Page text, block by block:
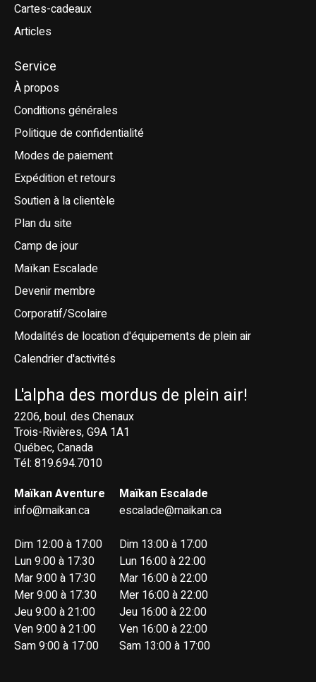
Cartes-cadeaux
Articles
Service
À propos
Conditions générales
Politique de confidentialité
Modes de paiement
Expédition et retours
Soutien à la clientèle
Plan du site
Camp de jour
Maïkan Escalade
Devenir membre
Corporatif/Scolaire
Modalités de location d'équipements de plein air
Calendrier d'activités
L'alpha des mordus de plein air!
2206, boul. des Chenaux
Trois-Rivières, G9A 1A1
Québec, Canada
Tél: 819.694.7010
Maïkan Aventure
info@maikan.ca
Dim 12:00 à 17:00
Lun 9:00 à 17:30
Mar 9:00 à 17:30
Mer 9:00 à 17:30
Jeu 9:00 à 21:00
Ven 9:00 à 21:00
Sam 9:00 à 17:00
Maïkan Escalade
escalade@maikan.ca
Dim 13:00 à 17:00
Lun 16:00 à 22:00
Mar 16:00 à 22:00
Mer 16:00 à 22:00
Jeu 16:00 à 22:00
Ven 16:00 à 22:00
Sam 13:00 à 17:00